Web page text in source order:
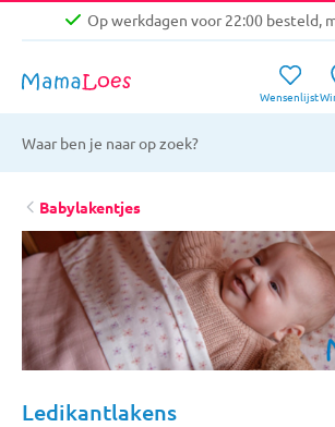
Op werkdagen voor 22:00 besteld,
Gratis verzending vanaf
Op werkdagen voor 22:00 besteld,
Wensenlijst
Babylakentjes
Ledikantlakens